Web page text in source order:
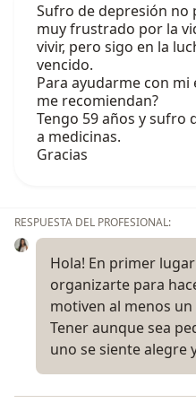
Sufro de depresión no
muy frustrado por la
vivir, pero sigo en la
vencido.
Para ayudarme con
me recomiendan?
Tengo 59 años y sufro
a medicinas.
Gracias
RESPUESTA DEL PROFESIONAL:
Hola! En primer
organizarte para
motiven al menos
Tener aunque sea
uno se siente alegre